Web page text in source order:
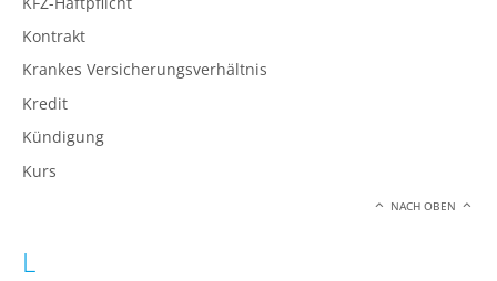
Kontrakt
Krankes Versicherungsverhältnis
Kredit
Kündigung
Kurs
NACH OBEN
L